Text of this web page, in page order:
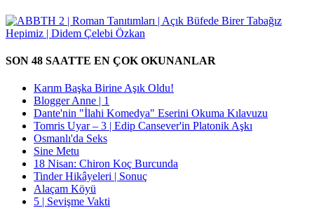
SON 48 SAATTE EN ÇOK OKUNANLAR
Karım Başka Birine Aşık Oldu!
Blogger Anne | 1
Dante'nin "İlahi Komedya" Eserini Okuma Kılavuzu
Tomris Uyar – 3 | Edip Cansever'in Platonik Aşkı
Osmanlı'da Seks
Sine Metu
18 Nisan: Chiron Koç Burcunda
Tinder Hikâyeleri | Sonuç
Alaçam Köyü
5 | Sevişme Vakti